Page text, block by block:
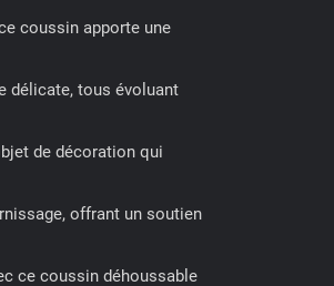
coussin apporte une
délicate, tous évoluant
de décoration qui
offrant un soutien
ce coussin déhoussable